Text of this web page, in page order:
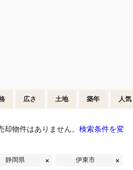
広さ 土地 築年 人気
物件はありません。 検索条件を変
静岡県 伊東市